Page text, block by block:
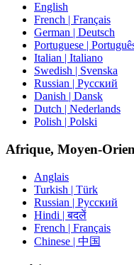
English
French | Français
German | Deutsch
Portuguese |
Italian | Italiano
Swedish | Svenska
Russian | Русский
Danish | Dansk
Dutch | Nederlands
Polish | Polski
Afrique, Moyen-
Anglais
Turkish | Türk
Russian | Русский
Hindi | बदलें
French | Français
Chinese | 中国